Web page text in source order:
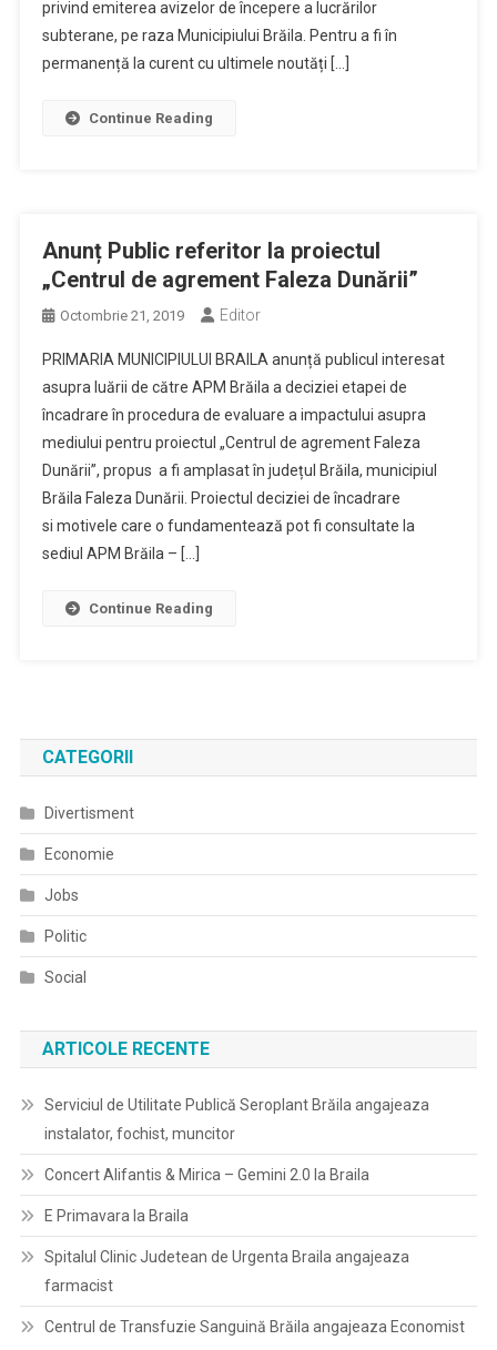
privind emiterea avizelor de începere a lucrărilor
subterane, pe raza Municipiului Brăila. Pentru a fi în
permanență la curent cu ultimele noutăți […]
Continue Reading
Anunț Public referitor la proiectul
„Centrul de agrement Faleza Dunării”
Octombrie 21, 2019 Editor
PRIMARIA MUNICIPIULUI BRAILA anunță publicul interesat
asupra luării de către APM Brăila a deciziei etapei de
încadrare în procedura de evaluare a impactului asupra
mediului pentru proiectul „Centrul de agrement Faleza
Dunării”, propus a fi amplasat în județul Brăila, municipiul
Brăila Faleza Dunării. Proiectul deciziei de încadrare
si motivele care o fundamentează pot fi consultate la
sediul APM Brăila – […]
Continue Reading
CATEGORII
Divertisment
Economie
Jobs
Politic
Social
ARTICOLE RECENTE
Serviciul de Utilitate Publică Seroplant Brăila angajeaza
instalator, fochist, muncitor
Concert Alifantis & Mirica – Gemini 2.0 la Braila
E Primavara la Braila
Spitalul Clinic Judetean de Urgenta Braila angajeaza
farmacist
Centrul de Transfuzie Sanguină Brăila angajeaza Economist